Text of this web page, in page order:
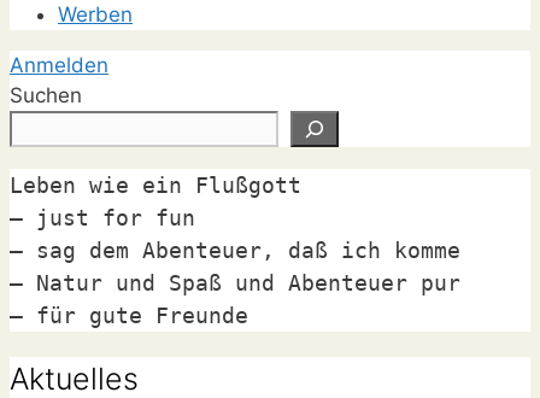
Werben
Anmelden
Suchen
Leben wie ein Flußgott
– just for fun
– sag dem Abenteuer, daß ich komme
– Natur und Spaß und Abenteuer pur
– für gute Freunde
Aktuelles